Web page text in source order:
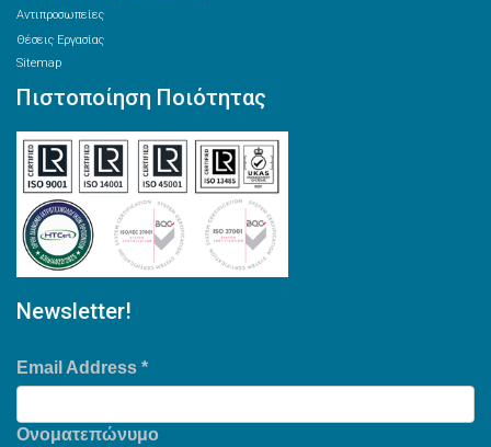
Αντιπροσωπείες
Θέσεις Εργασίας
Sitemap
Πιστοποίηση Ποιότητας
Newsletter!
Email Address *
Ονοματεπώνυμο